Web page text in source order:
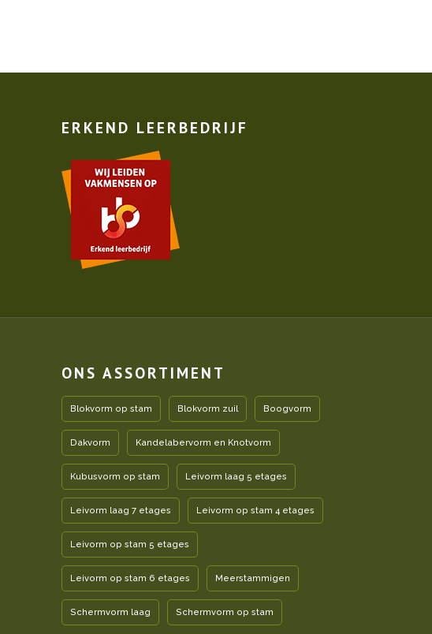
ERKEND LEERBEDRIJF
ONS ASSORTIMENT
Blokvorm op stam Blokvorm zuil Boogvorm
Dakvorm Kandelabervorm en Knotvorm
Kubusvorm op stam Leivorm laag 5 etages
Leivorm laag 7 etages Leivorm op stam 4 etages
Leivorm op stam 5 etages
Leivorm op stam 6 etages Meerstammigen
Schermvorm laag Schermvorm op stam